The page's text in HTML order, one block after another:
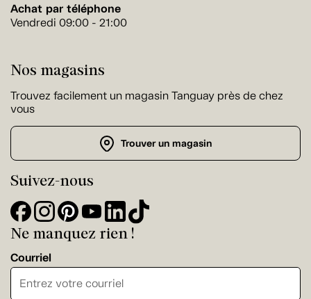
Achat par téléphone
Vendredi 09:00 - 21:00
Nos magasins
Trouvez facilement un magasin Tanguay près de chez
vous
Trouver un magasin
Suivez-nous
Ne manquez rien !
Courriel